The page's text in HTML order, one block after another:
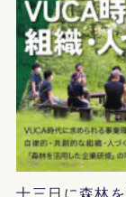
十三日に森林